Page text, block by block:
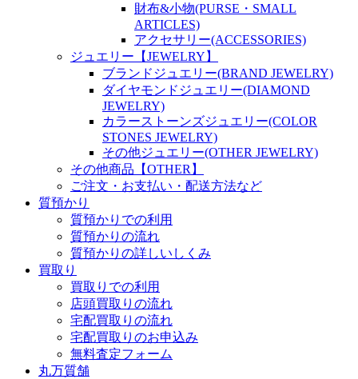
財布&小物(PURSE・SMALL
ARTICLES)
アクセサリー(ACCESSORIES)
ジュエリー【JEWELRY】
ブランドジュエリー(BRAND JEWELRY)
ダイヤモンドジュエリー(DIAMOND
JEWELRY)
カラーストーンズジュエリー(COLOR
STONES JEWELRY)
その他ジュエリー(OTHER JEWELRY)
その他商品【OTHER】
ご注文・お支払い・配送方法など
質預かり
質預かりでの利用
質預かりの流れ
質預かりの詳しいしくみ
買取り
買取りでの利用
店頭買取りの流れ
宅配買取りの流れ
宅配買取りのお申込み
無料査定フォーム
丸万質舗